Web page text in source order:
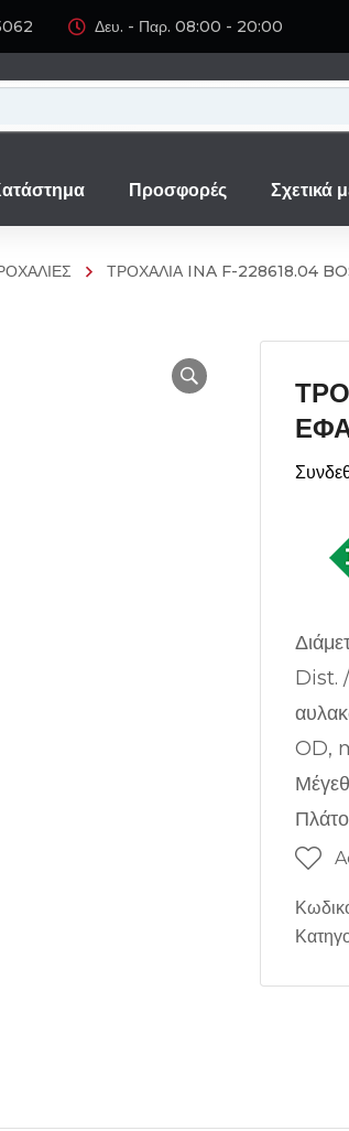
Δευ. - Παρ. 08:00 - 20:00
Προσφορές Σχετικά
ΤΡΟΧΑΛΙΑ INA F-228618.04
Dist.
OD,